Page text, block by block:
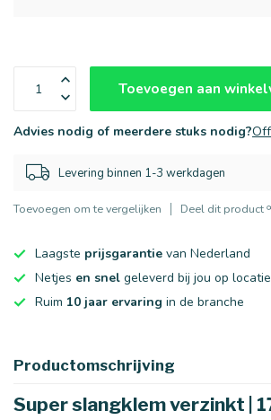
Toevoegen aan
Advies nodig of meerdere stuks nodig?
Levering binnen 1-3 werkdagen
Toevoegen om te vergelijken Deel dit product
Laagste prijsgarantie van Nederland
Netjes en snel geleverd bij jou op locatie
Ruim 10 jaar ervaring in de branche
Productomschrijving
Super slangklem verzinkt |